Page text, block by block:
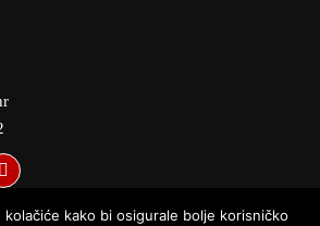
kako bi osigurale bolje korisničko